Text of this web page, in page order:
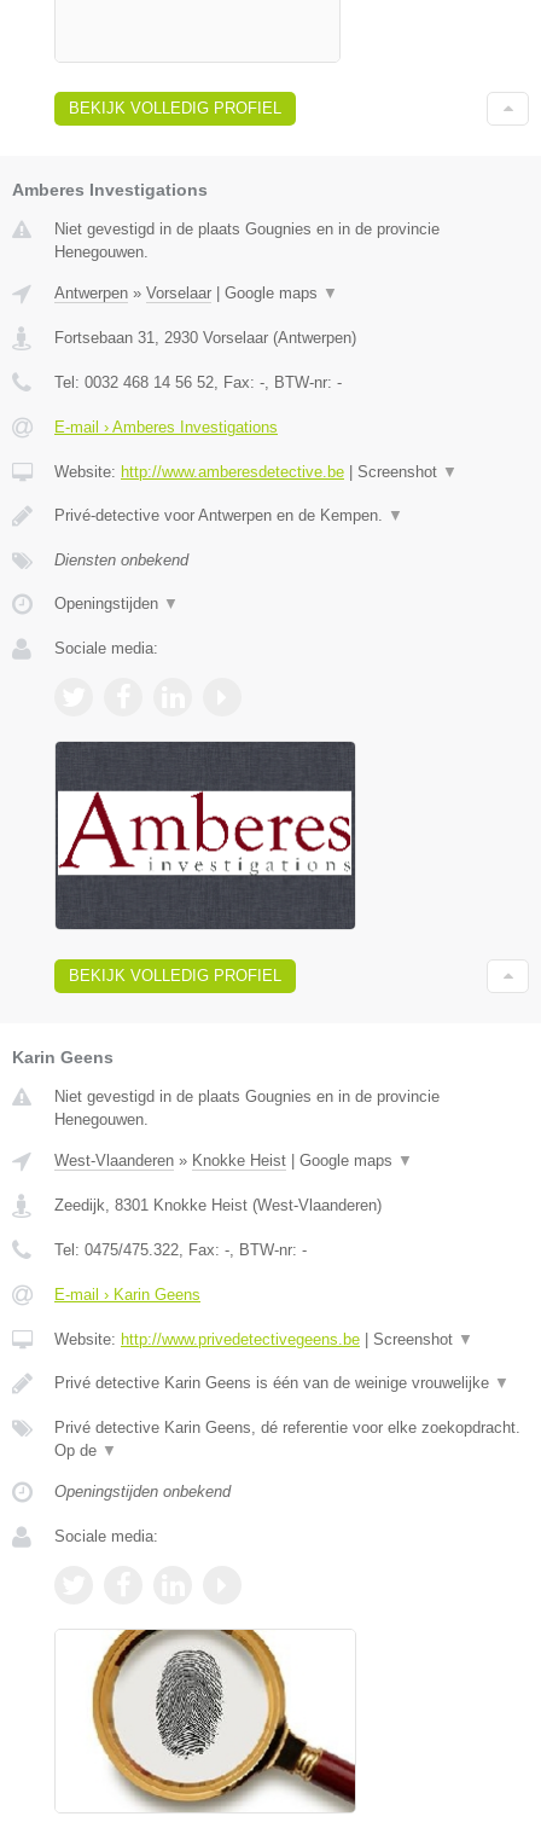
BEKIJK VOLLEDIG PROFIEL
Amberes Investigations
Niet gevestigd in de plaats Gougnies en in de provincie
Henegouwen.
Antwerpen » Vorselaar Google maps ▼
Fortsebaan 31 2930 Vorselaar (Antwerpen)
Tel: 0032 468 14 56 52 , Fax: - , BTW-nr: -
E-mail › Amberes Investigations
Website: http://www.amberesdetective.be Screenshot ▼
Privé-detective voor Antwerpen en de Kempen. ▼
Diensten onbekend
Openingstijden ▼
Sociale media:
BEKIJK VOLLEDIG PROFIEL
Karin Geens
Niet gevestigd in de plaats Gougnies en in de provincie
Henegouwen.
West-Vlaanderen » Knokke Heist | Google maps ▼
Zeedijk 8301 Knokke Heist (West-Vlaanderen)
Tel: 0475/475.322 , Fax: - , BTW-nr: -
E-mail › Karin Geens
Website: http://www.privedetectivegeens.be | Screenshot ▼
Privé detective Karin Geens is één van de weinige vrouwelijke ▼
Privé detective Karin Geens, dé referentie voor elke zoekopdracht.
Op de ▼
Openingstijden onbekend
Sociale media: